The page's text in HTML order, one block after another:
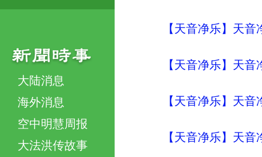
大陆消息
海外消息
空中明慧周报
大法洪传故事
【天音净乐】天
【天音净乐】天
【天音净乐】天
【天音净乐】天